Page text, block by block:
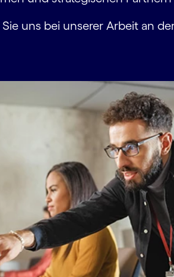
Sie uns bei unserer Arbeit an